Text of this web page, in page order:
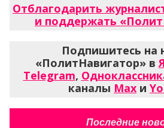
Отблагодарить
и поддержать
Подпишитесь на
«ПолитНавигатор» в
Telegram,
каналы Max и
Последние